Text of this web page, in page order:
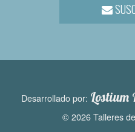
Desarrollado por: Lostium
© 2026 Talleres